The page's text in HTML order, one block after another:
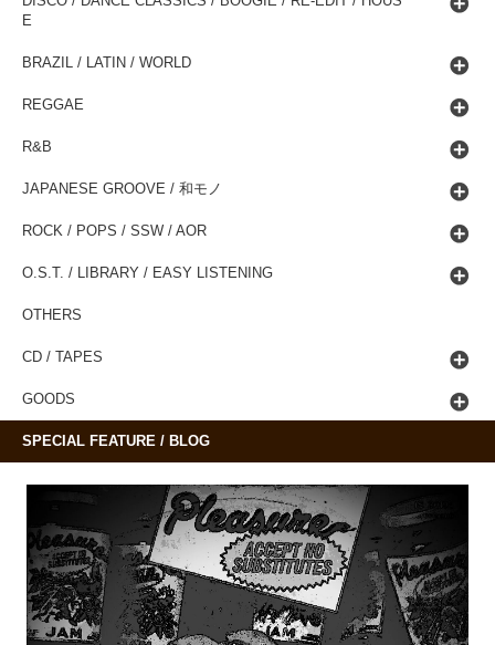
E
BRAZIL / LATIN / WORLD
REGGAE
R&B
JAPANESE GROOVE / 和モノ
ROCK / POPS / SSW / AOR
O.S.T. / LIBRARY / EASY LISTENING
OTHERS
CD / TAPES
GOODS
SPECIAL FEATURE / BLOG